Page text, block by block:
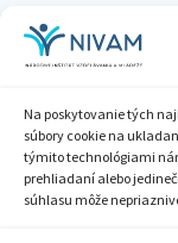
Na poskytovanie tých
súbory cookie na
týmito technológiami
prehliadaní alebo
súhlasu môže
IČO: 00164348
DIČ: 2020798714